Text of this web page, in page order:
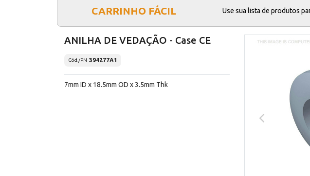
CARRINHO FÁCIL Use sua lista de produtos
ANILHA DE VEDAÇÃO - Case CE
Cód./PN 394277A1
7mm ID x 18.5mm OD x 3.5mm Thk